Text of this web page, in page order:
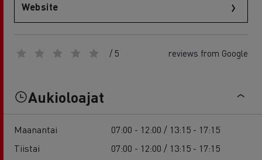
Website
/ 5 reviews from Google
Aukioloajat
Maanantai
07:00 - 12:00 / 13:15 - 17:15
Tiistai
07:00 - 12:00 / 13:15 - 17:15